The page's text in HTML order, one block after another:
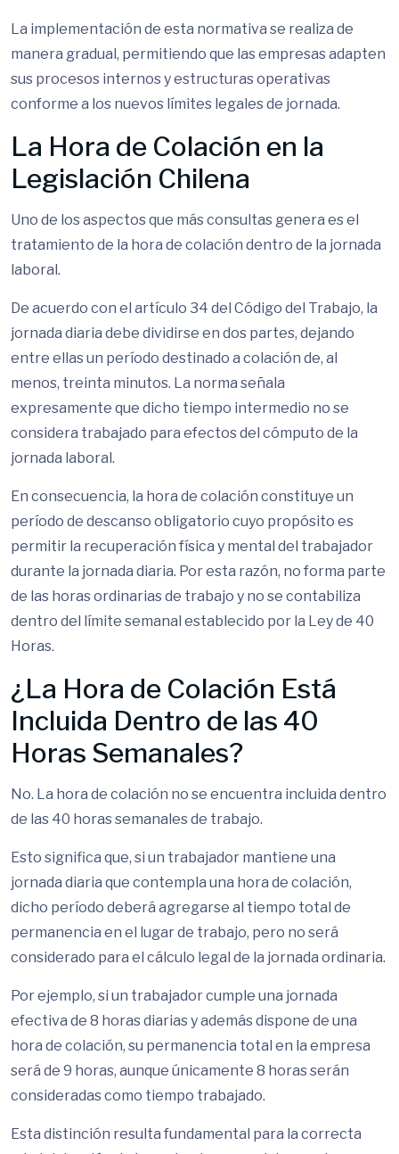
La implementación de esta normativa se realiza de
manera gradual, permitiendo que las empresas adapten
sus procesos internos y estructuras operativas
conforme a los nuevos límites legales de jornada.
La Hora de Colación en la
Legislación Chilena
Uno de los aspectos que más consultas genera es el
tratamiento de la hora de colación dentro de la jornada
laboral.
De acuerdo con el artículo 34 del Código del Trabajo, la
jornada diaria debe dividirse en dos partes, dejando
entre ellas un período destinado a colación de, al
menos, treinta minutos. La norma señala
expresamente que dicho tiempo intermedio no se
considera trabajado para efectos del cómputo de la
jornada laboral.
En consecuencia, la hora de colación constituye un
período de descanso obligatorio cuyo propósito es
permitir la recuperación física y mental del trabajador
durante la jornada diaria. Por esta razón, no forma parte
de las horas ordinarias de trabajo y no se contabiliza
dentro del límite semanal establecido por la Ley de 40
Horas.
¿La Hora de Colación Está
Incluida Dentro de las 40
Horas Semanales?
No. La hora de colación no se encuentra incluida dentro
de las 40 horas semanales de trabajo.
Esto significa que, si un trabajador mantiene una
jornada diaria que contempla una hora de colación,
dicho período deberá agregarse al tiempo total de
permanencia en el lugar de trabajo, pero no será
considerado para el cálculo legal de la jornada ordinaria.
Por ejemplo, si un trabajador cumple una jornada
efectiva de 8 horas diarias y además dispone de una
hora de colación, su permanencia total en la empresa
será de 9 horas, aunque únicamente 8 horas serán
consideradas como tiempo trabajado.
Esta distinción resulta fundamental para la correcta